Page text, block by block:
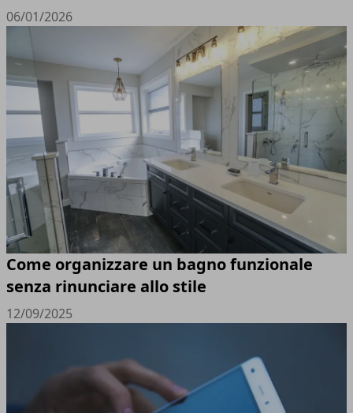
06/01/2026
Come organizzare un bagno funzionale
senza rinunciare allo stile
12/09/2025